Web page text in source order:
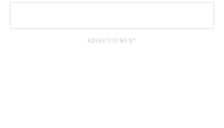
ADVERTISEMENT